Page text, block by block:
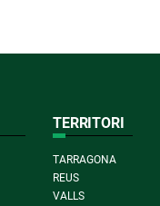
TERRITORI
TARRAGONA
REUS
VALLS